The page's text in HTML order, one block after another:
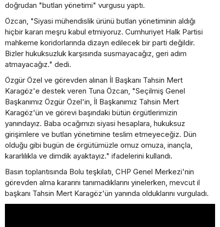
doğrudan "butlan yönetimi" vurgusu yaptı.
Özcan, "Siyasi mühendislik ürünü butlan yönetiminin aldığı
hiçbir kararı meşru kabul etmiyoruz. Cumhuriyet Halk Partisi
mahkeme koridorlarında dizayn edilecek bir parti değildir.
Bizler hukuksuzluk karşısında susmayacağız, geri adım
atmayacağız." dedi.
Özgür Özel ve görevden alınan İl Başkanı Tahsin Mert
Karagöz'e destek veren Tuna Özcan, "Seçilmiş Genel
Başkanımız Özgür Özel'in, İl Başkanımız Tahsin Mert
Karagöz'ün ve görevi başındaki bütün örgütlerimizin
yanındayız. Baba ocağımızı siyasi hesaplara, hukuksuz
girişimlere ve butlan yönetimine teslim etmeyeceğiz. Dün
olduğu gibi bugün de örgütümüzle omuz omuza, inançla,
kararlılıkla ve dimdik ayaktayız." ifadelerini kullandı.
Basın toplantısında Bolu teşkilatı, CHP Genel Merkezi'nin
görevden alma kararını tanımadıklarını yinelerken, mevcut il
başkanı Tahsin Mert Karagöz'ün yanında olduklarını vurguladı.